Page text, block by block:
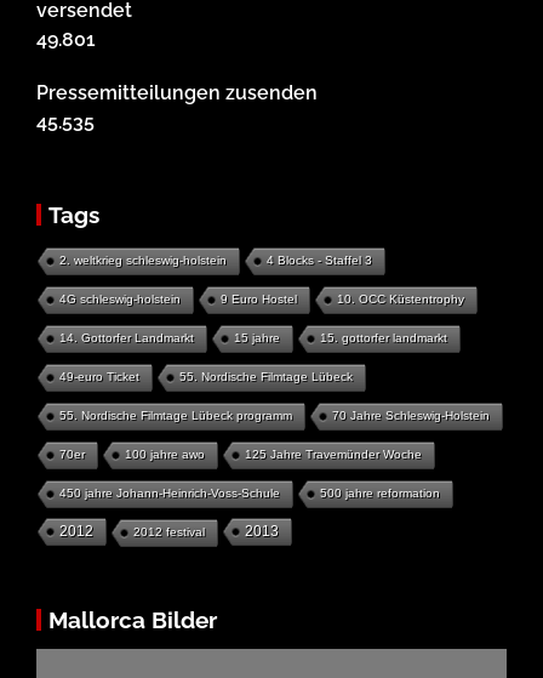
versendet
49.801
Pressemitteilungen zusenden
45.535
Tags
2. weltkrieg schleswig-holstein 4 Blocks - Staffel 3
4G schleswig-holstein 9 Euro Hostel 10. OCC Küstentrophy
14. Gottorfer Landmarkt 15 jahre 15. gottorfer landmarkt
49-euro Ticket 55. Nordische Filmtage Lübeck
55. Nordische Filmtage Lübeck programm 70 Jahre Schleswig-Holstein
70er 100 jahre awo 125 Jahre Travemünder Woche
450 jahre Johann-Heinrich-Voss-Schule 500 jahre reformation
2012 2012 festival 2013
Mallorca Bilder